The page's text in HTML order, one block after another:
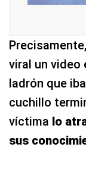
viral un video
ladrón que
cuchillo
víctima lo
sus